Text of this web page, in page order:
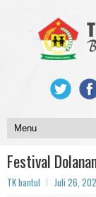
Festival
TK bantul Juli 26,